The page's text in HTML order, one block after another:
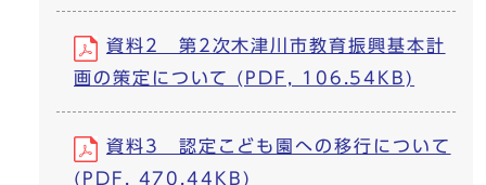
資料2 第2次木津川市教育振興基本計
画の策定について (PDF, 106.54KB)
資料3 認定こども園への移行について
(PDF, 470.44KB)